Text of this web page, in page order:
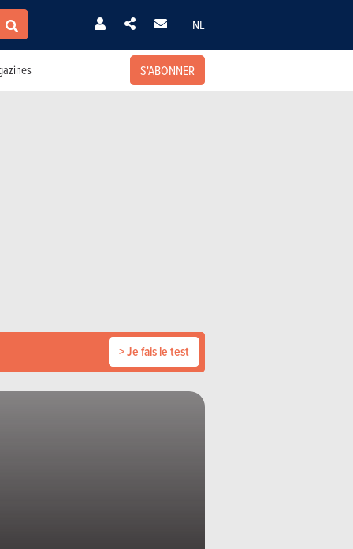
NL
S'ABONNER
> Je fais le test